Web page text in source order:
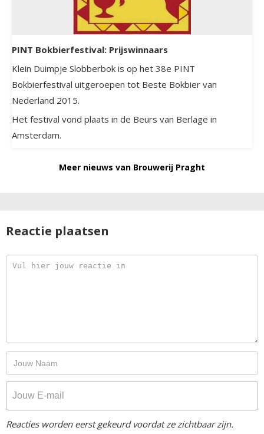
PINT Bokbierfestival: Prijswinnaars
Klein Duimpje Slobberbok is op het 38e PINT
Bokbierfestival uitgeroepen tot Beste Bokbier van
Nederland 2015.
Het festival vond plaats in de Beurs van Berlage in
Amsterdam.
Meer nieuws van Brouwerij Praght
Reactie plaatsen
Reacties worden eerst gekeurd voordat ze zichtbaar zijn.